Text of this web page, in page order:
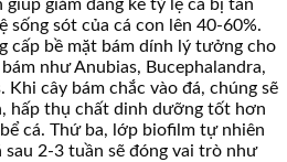
giảm đáng kể tỷ lệ cá bị tấn
sống sót của cá con lên 40-60%.
cấp bề mặt bám dính lý tưởng cho
như Anubias, Bucephalandra,
Khi cây bám chắc vào đá, chúng sẽ
hấp thụ chất dinh dưỡng tốt hơn
cá. Thứ ba, lớp biofilm tự nhiên
2-3 tuần sẽ đóng vai trò như